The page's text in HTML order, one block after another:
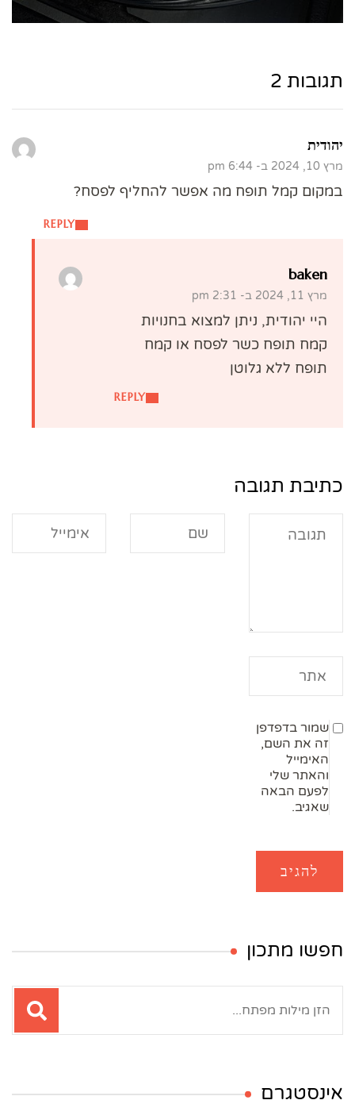
תגובות 2
יהודית
מרץ 10, 2024 ב- 6:44 pm
REPLY
במקום קמל תופח מה אפשר להחליף לפסח?
baken
מרץ 11, 2024 ב- 2:31 pm
REPLY
היי יהודית, ניתן למצוא בחנויות
קמח תופח כשר לפסח או קמח
תופח ללא גלוטן
כתיבת תגובה
שמור בדפדפן
זה את השם,
האימייל
והאתר שלי
לפעם הבאה
שאגיב.
חפשו מתכון
אינסטגרם